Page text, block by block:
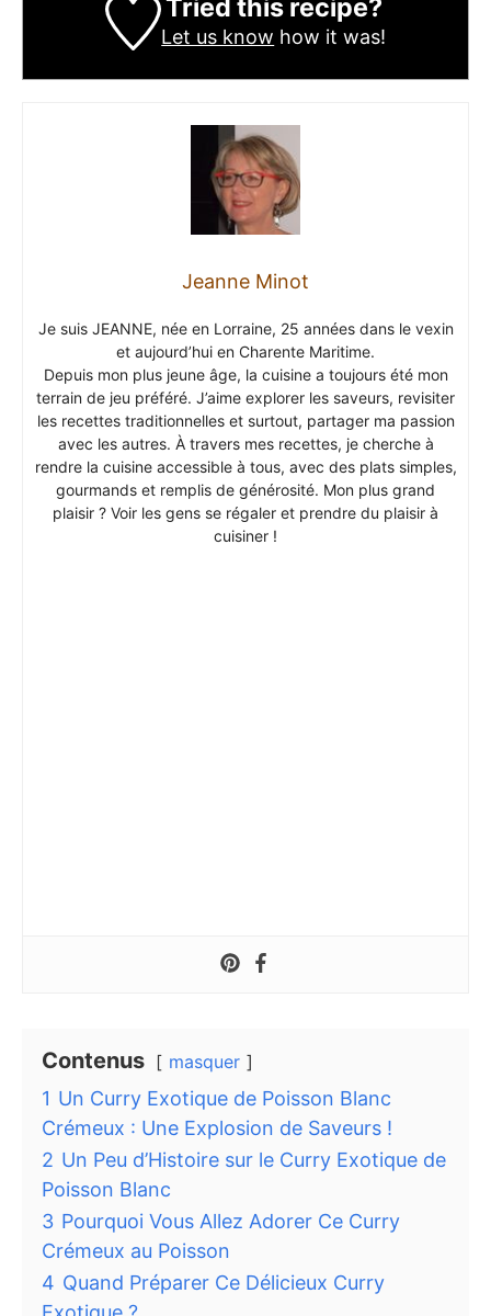
Tried this recipe?
Let us know how it was!
Jeanne Minot
Je suis JEANNE, née en Lorraine, 25 années dans le vexin
et aujourd’hui en Charente Maritime.
Depuis mon plus jeune âge, la cuisine a toujours été mon
terrain de jeu préféré. J’aime explorer les saveurs, revisiter
les recettes traditionnelles et surtout, partager ma passion
avec les autres. À travers mes recettes, je cherche à
rendre la cuisine accessible à tous, avec des plats simples,
gourmands et remplis de générosité. Mon plus grand
plaisir ? Voir les gens se régaler et prendre du plaisir à
cuisiner !
Contenus masquer
1 Un Curry Exotique de Poisson Blanc
Crémeux : Une Explosion de Saveurs !
2 Un Peu d’Histoire sur le Curry Exotique de
Poisson Blanc
3 Pourquoi Vous Allez Adorer Ce Curry
Crémeux au Poisson
4 Quand Préparer Ce Délicieux Curry